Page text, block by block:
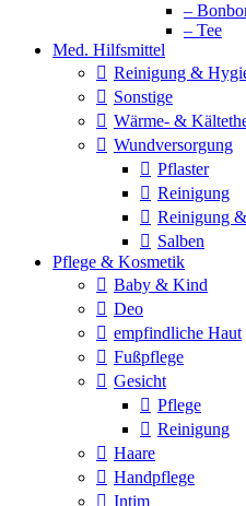
–
– Tee
Med. Hilfsmittel
Reinigung &
Sonstige
Wärme- &
Wundversorgung
Pflaster
Reinigung
Reinigung
Salben
Pflege & Kosmetik
Baby & Kind
Deo
empfindliche Haut
Fußpflege
Gesicht
Pflege
Reinigung
Haare
Handpflege
Intim